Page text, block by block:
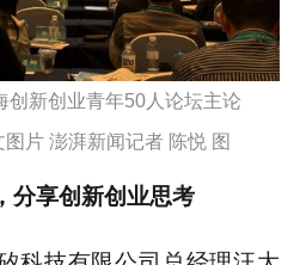
创新创业青年50人论坛主论
片 澎湃新闻记者 陈悦 图
分享创新创业思考